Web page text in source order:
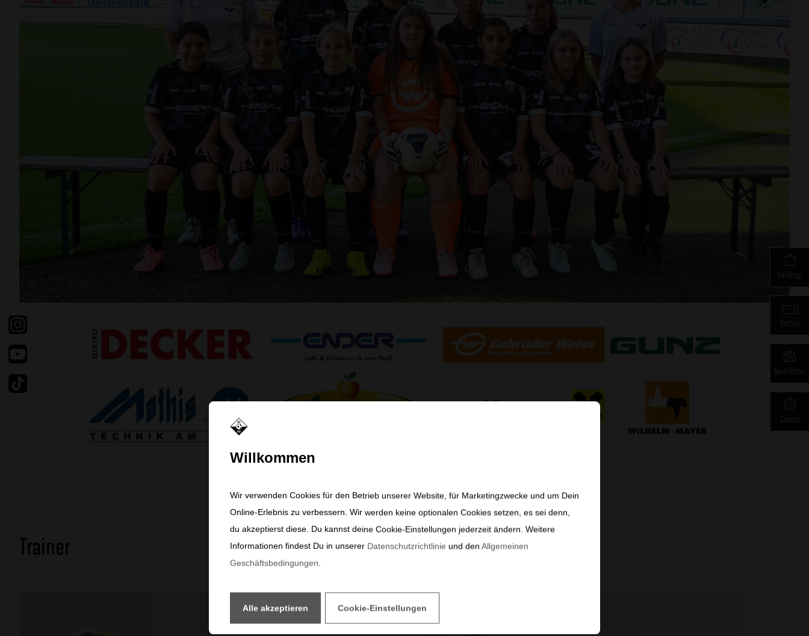
Trainer
Instragram
Youtube
Tiktok
Karten
Newsletter
Willkommen
Wir verwenden Cookies für den Betrieb unserer Website, für Marketingzwecke und um Dein
Online-Erlebnis zu verbessern. Wir werden keine optionalen Cookies setzen, es sei denn,
du akzeptierst diese. Du kannst deine Cookie-Einstellungen jederzeit ändern. Weitere
Informationen findest Du in unserer Datenschutzrichtlinie und den Allgemeinen
Geschäftsbedingungen
Alle akzeptieren Cookie-Einstellungen